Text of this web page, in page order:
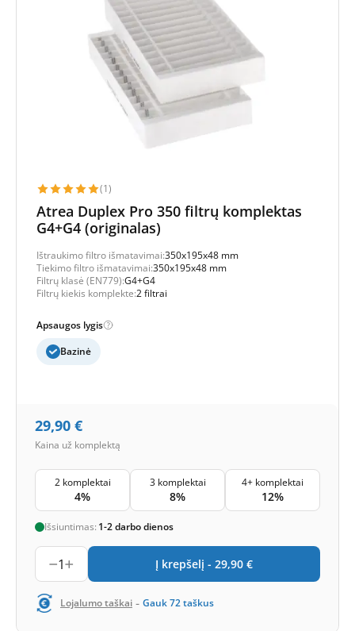
(1)
Atrea Duplex Pro 350 filtrų komplektas
G4+G4 (originalas)
Ištraukimo filtro išmatavimai:350x195x48 mm
Tiekimo filtro išmatavimai:350x195x48 mm
Filtrų klasė (EN779):G4+G4
Filtrų kiekis komplekte:2 filtrai
Apsaugos lygis
Bazinė
29,90 €
Kaina už komplektą
2 komplektai
4%
3 komplektai
8%
4+ komplektai
12%
Išsiuntimas: 1-2 darbo dienos
1 Į krepšelį - 29,90 €
Lojalumo taškai - Gauk72taškus